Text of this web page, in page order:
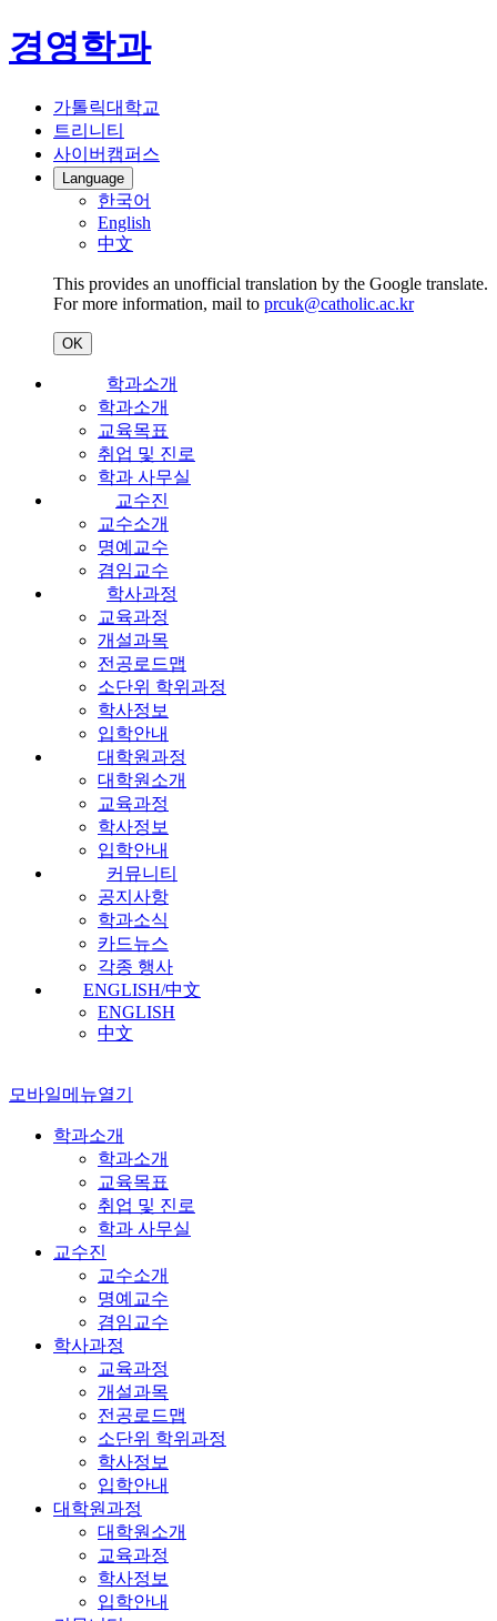
경영학과
가톨릭대학교
트리니티
사이버캠퍼스
Language
한국어
English
中文
This provides an unofficial translation by the Google translate.
For more information, mail to prcuk@catholic.ac.kr
OK
학과소개
학과소개
교육목표
취업 및 진로
학과 사무실
교수진
교수소개
명예교수
겸임교수
학사과정
교육과정
개설과목
전공로드맵
소단위 학위과정
학사정보
입학안내
대학원과정
대학원소개
교육과정
학사정보
입학안내
커뮤니티
공지사항
학과소식
카드뉴스
각종 행사
ENGLISH/中文
ENGLISH
中文
모바일메뉴열기
학과소개
학과소개
교육목표
취업 및 진로
학과 사무실
교수진
교수소개
명예교수
겸임교수
학사과정
교육과정
개설과목
전공로드맵
소단위 학위과정
학사정보
입학안내
대학원과정
대학원소개
교육과정
학사정보
입학안내